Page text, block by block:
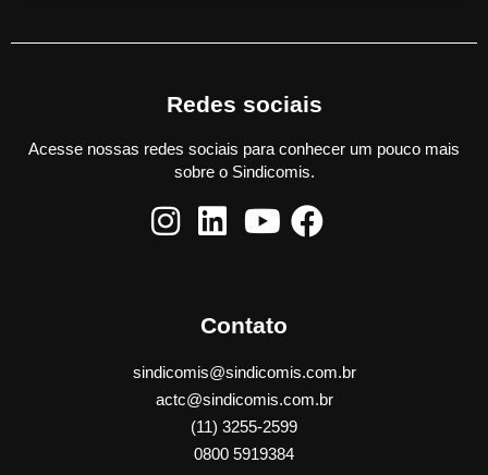
Redes sociais
Acesse nossas redes sociais para conhecer um pouco mais
sobre o Sindicomis.
Contato
sindicomis@sindicomis.com.br
actc@sindicomis.com.br
(11) 3255-2599
0800 5919384